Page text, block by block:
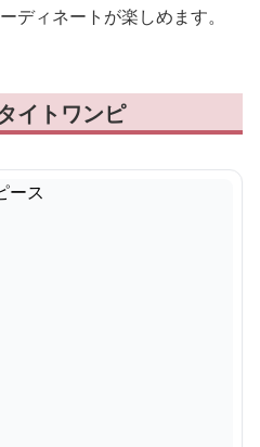
ディネートが楽しめます。
イトワンピ